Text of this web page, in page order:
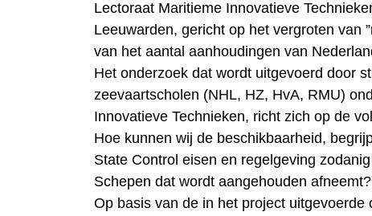
Lectoraat Maritieme Innovatieve
Leeuwarden, gericht op het vergroten van
van het aantal aanhoudingen van
Het onderzoek dat wordt uitgevoerd door
zeevaartscholen (NHL, HZ, HvA, RMU)
Innovatieve Technieken, richt zich op de
Hoe kunnen wij de beschikbaarheid,
State Control eisen en regelgeving
Schepen dat wordt aangehouden afneemt?
Op basis van de in het project